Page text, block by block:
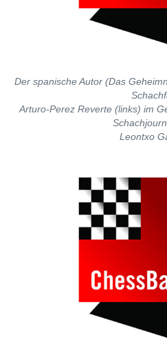
Der spanische Autor (Das
Arturo-Perez Reverte (links) im
Leontxo